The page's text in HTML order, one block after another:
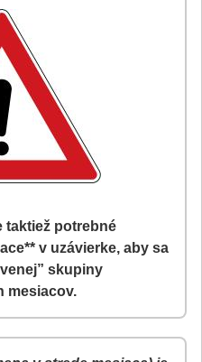
taktiež potrebné
v uzávierke, aby sa
skupiny
mesiacov.